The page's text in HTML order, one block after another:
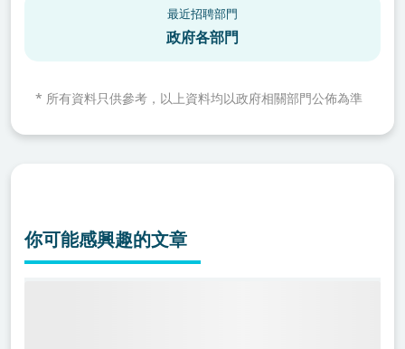
最近招聘部門
政府各部門
* 所有資料只供參考，以上資料均以政府相關部門公佈為準
你可能感興趣的文章